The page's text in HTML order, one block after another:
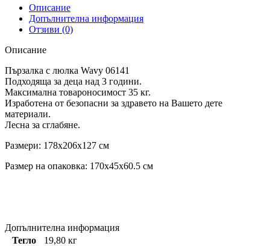
Описание
Допълнителна информация
Отзиви (0)
Описание
Пързалка с люлка Wavy 06141
Подходяща за деца над 3 години.
Максимална товароносимост 35 кг.
Изработена от безопасни за здравето на Вашето дете
материали.
Лесна за сглабяне.
Размери: 178x206x127 см
Размер на опаковка: 170x45x60.5 см
Допълнителна информация
Тегло
19,80 кг